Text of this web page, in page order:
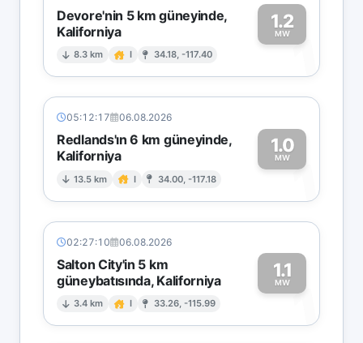
Devore'nin 5 km güneyinde,
Kaliforniya
8.3 km I 34.18, -117.40
1.2
MW1
05:12:17 06.08.2026
Redlands'ın 6 km güneyinde,
Kaliforniya
13.5 km I 34.00, -117.18
1.0
MW1
02:27:10 06.08.2026
Salton City'in 5 km
güneybatısında, Kaliforniya
3.4 km I 33.26, -115.99
1.1
MW1